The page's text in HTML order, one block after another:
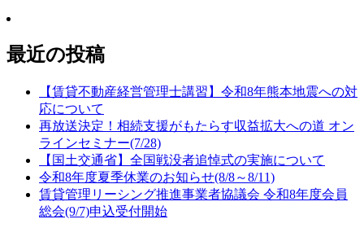
最近の投稿
【賃貸不動産経営管理士講習】令和8年熊本地震への対
応について
再放送決定！相続支援がもたらす収益拡大への道 オン
ラインセミナー(7/28)
【国土交通省】全国戦没者追悼式の実施について
令和8年度夏季休業のお知らせ(8/8～8/11)
賃貸管理リーシング推進事業者協議会 令和8年度会員
総会(9/7)申込受付開始